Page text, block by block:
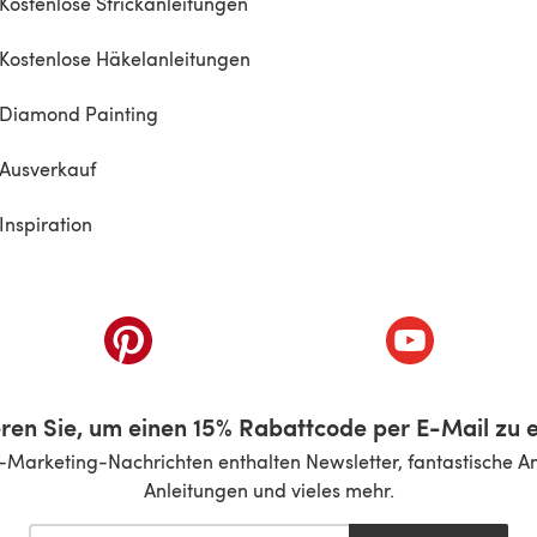
Kostenlose Häkelanleitungen
Diamond Painting
Ausverkauf
Inspiration
neuen Tab)(öffnet sich in einem neuen Tab)(öffnet sich in
Sie, um einen 15% Rabattcode per E-Mail zu
Nachrichten enthalten Newsletter, fantastische
Anleitungen und vieles mehr.